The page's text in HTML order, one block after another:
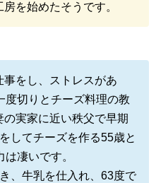
を始めたそうです。
をし、ストレスがあ
度切りとチーズ料理の教
実家に近い秩父で早期
してチーズを作る55歳と
凄いです。
、牛乳を仕入れ、63度で